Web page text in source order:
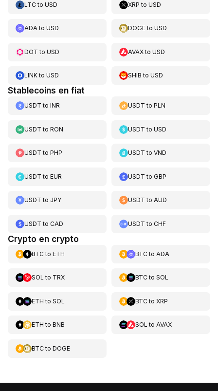
LTCto USD XRP toUSD
ADAto USD DOGEtoUSD
DOT to USD AVAXtoUSD
LINKto USD SHIB toUSD
Stablecoins en fiat
USDT to INR USDT toPLN
USDT to RON USDT toUSD
USDT to PHP USDT toVND
USDT to EUR USDT toGBP
USDT to JPY USDT toAUD
USDT to CAD USDT toCHF
Crypto en crypto
BTCto ETH BTCto ADA
SOL to TRX BTCto SOL
ETH to SOL BTCto XRP
ETH to BNB SOL to AVAX
BTCto DOGE